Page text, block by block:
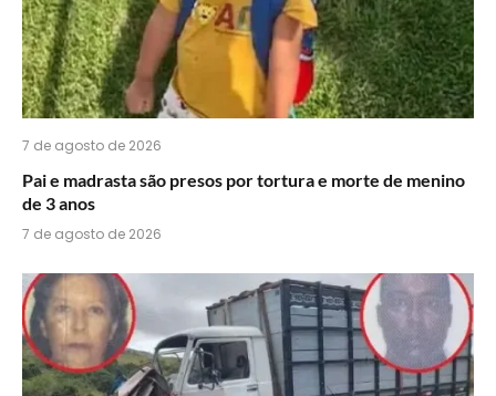
7 de agosto de 2026
Pai e madrasta são presos por tortura e morte de menino
de 3 anos
7 de agosto de 2026